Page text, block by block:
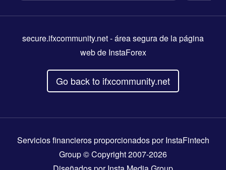
secure.ifxcommunity.net- área segura de la página
web de InstaForex
Go back to ifxcommunity.net
Servicios financieros proporcionados por InstaFintech
Group © Copyright 2007-2026